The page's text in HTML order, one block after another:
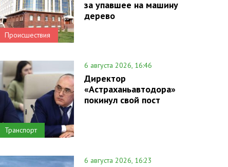
Происшествия
за упавшее на машину
дерево
Транспорт
6 августа 2026, 16:46
Директор
«Астраханьавтодора»
покинул свой пост
6 августа 2026, 16:23